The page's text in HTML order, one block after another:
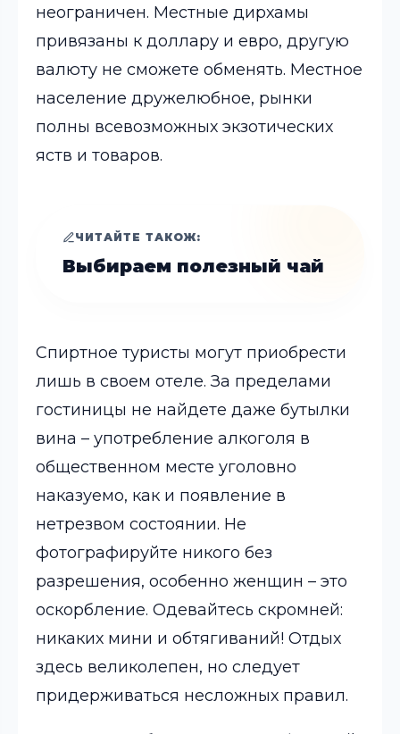
неограничен. Местные дирхамы
привязаны к доллару и евро, другую
валюту не сможете обменять. Местное
население дружелюбное, рынки
полны всевозможных экзотических
яств и товаров.
ЧИТАЙТЕ ТАКОЖ:
Выбираем полезный чай
Спиртное туристы могут приобрести
лишь в своем отеле. За пределами
гостиницы не найдете даже бутылки
вина – употребление алкоголя в
общественном месте уголовно
наказуемо, как и появление в
нетрезвом состоянии. Не
фотографируйте никого без
разрешения, особенно женщин – это
оскорбление. Одевайтесь скромней:
никаких мини и обтягиваний! Отдых
здесь великолепен, но следует
придерживаться несложных правил.